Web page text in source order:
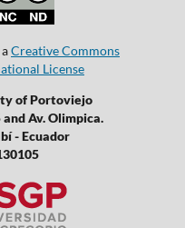
Creative Commons
License
of Portoviejo
Av. Olimpica.
- Ecuador